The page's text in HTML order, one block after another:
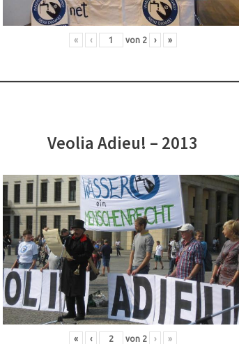
« ‹ von 2 › »
Veolia Adieu! – 2013
« ‹ von 2 › »